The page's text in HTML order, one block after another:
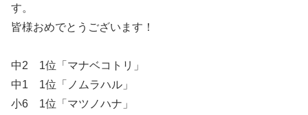
す。
皆様おめでとうございます！
中2 1位「マナベコトリ」
中1 1位「ノムラハル」
小6 1位「マツノハナ」